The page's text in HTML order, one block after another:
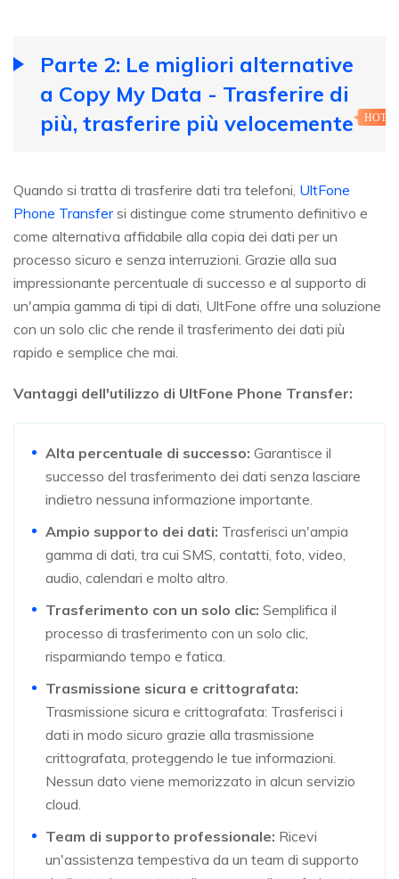
Parte 2: Le migliori alternative
a Copy My Data - Trasferire di
più, trasferire più velocemente
HOT
Quando si tratta di trasferire dati tra telefoni, UltFone
Phone Transfersi distingue come strumento definitivo e
come alternativa affidabile alla copia dei dati per un
processo sicuro e senza interruzioni. Grazie alla sua
impressionante percentuale di successo e al supporto di
un'ampia gamma di tipi di dati, UltFone offre una soluzione
con un solo clic che rende il trasferimento dei dati più
rapido e semplice che mai.
Vantaggi dell'utilizzo di UltFone Phone Transfer:
Alta percentuale di successo: Garantisce il
successo del trasferimento dei dati senza lasciare
indietro nessuna informazione importante.
Ampio supporto dei dati: Trasferisci un'ampia
gamma di dati, tra cui SMS, contatti, foto, video,
audio, calendari e molto altro.
Trasferimento con un solo clic: Semplifica il
processo di trasferimento con un solo clic,
risparmiando tempo e fatica.
Trasmissione sicura e crittografata:
Trasmissione sicura e crittografata: Trasferisci i
dati in modo sicuro grazie alla trasmissione
crittografata, proteggendo le tue informazioni.
Nessun dato viene memorizzato in alcun servizio
cloud.
Team di supporto professionale: Ricevi
un'assistenza tempestiva da un team di supporto